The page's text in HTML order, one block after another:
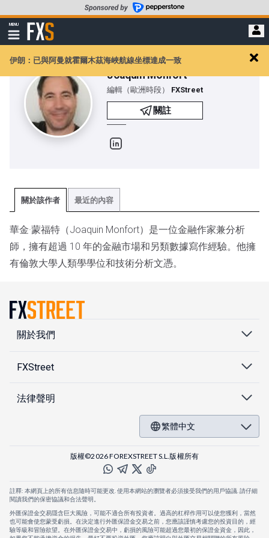
至
要
MENU
顯
示
航
FXStreet
伊朗：已與阿曼就霍爾木茲海峽航線坐標達成一致
alert
Joaquin Monfort
編輯（歐洲時段） FXStreet
關註
關於該作者 最近的內容
華金·蒙福特（Joaquin Monfort）是一位金融作家兼分析
師，擁有超過 10 年的金融市場和另類數據寫作經驗。他擁
有倫敦大學人類學學位和技術分析文憑。
關於我們
FXStreet
法律聲明
繁體中文
版權©2026 FOREXSTREET S.L.版權所有
註釋: 本網頁上的所有信息隨時可能更改. 使用本網站的瀏覽者必須接受我們的用戶協議. 請仔細
閱讀我們的保密協議和合法聲明。
外匯保證金交易隱含巨大風險，可能不適合所有投資者。過高的杠桿作用可以使您獲利，當然
也可能會使您蒙受虧損。在決定進行外匯保證金交易之前，您應該謹慎考慮您的投資目的，經
驗等級和冒險欲望。在外匯保證金交易中，虧損的風險可能超過您最初的保證金資金，因此，